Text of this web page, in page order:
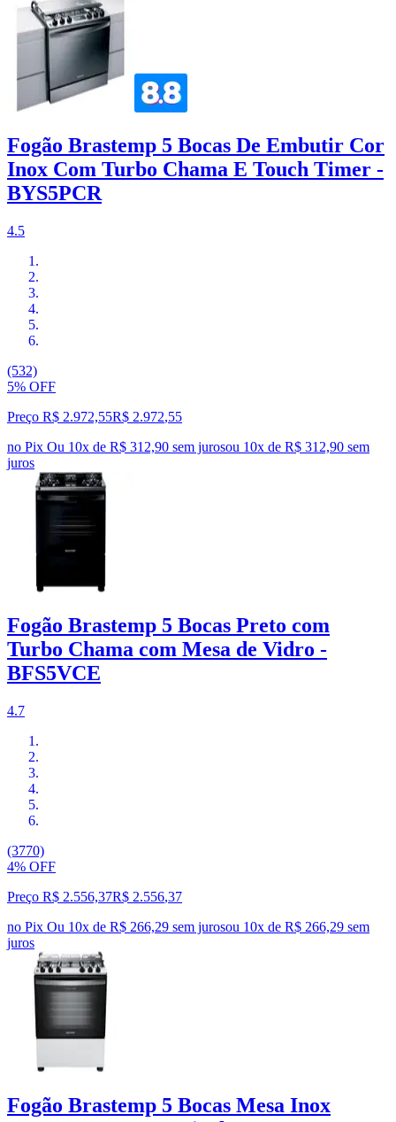
Fogão Brastemp 5 Bocas De Embutir Cor
Inox Com Turbo Chama E Touch Timer -
BYS5PCR
4.5
(532)
5% OFF
Preço R$ 2.972,55R$ 2.972,55
no Pix Ou 10x de R$ 312,90 sem jurosou 10x de R$ 312,90 sem
juros
Fogão Brastemp 5 Bocas Preto com
Turbo Chama com Mesa de Vidro -
BFS5VCE
4.7
(3770)
4% OFF
Preço R$ 2.556,37R$ 2.556,37
no Pix Ou 10x de R$ 266,29 sem jurosou 10x de R$ 266,29 sem
juros
Fogão Brastemp 5 Bocas Mesa Inox